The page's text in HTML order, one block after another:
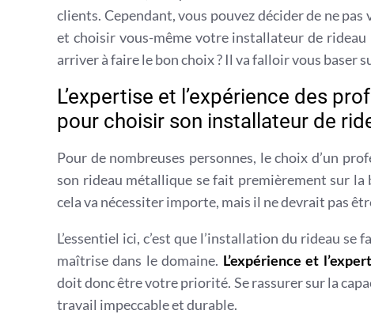
clients. Cependant, vous pouvez décider de ne
et choisir vous-même votre installateur de
arriver à faire le bon choix ? Il va falloir vous baser
L’expertise et l’expérience des
pour choisir son installateur de
Pour de nombreuses personnes, le choix d’un
son rideau métallique se fait premièrement sur la
cela va nécessiter importe, mais il ne devrait pas
L’essentiel ici, c’est que l’installation du rideau
maîtrise dans le domaine. L’expérience et
doit donc être votre priorité. Se rassurer sur la
travail impeccable et durable.